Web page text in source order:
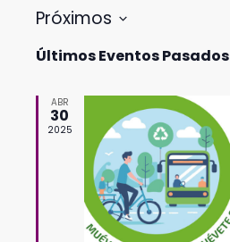
Próximos
la
Últimos Eventos Pasados
ABR
30
2025